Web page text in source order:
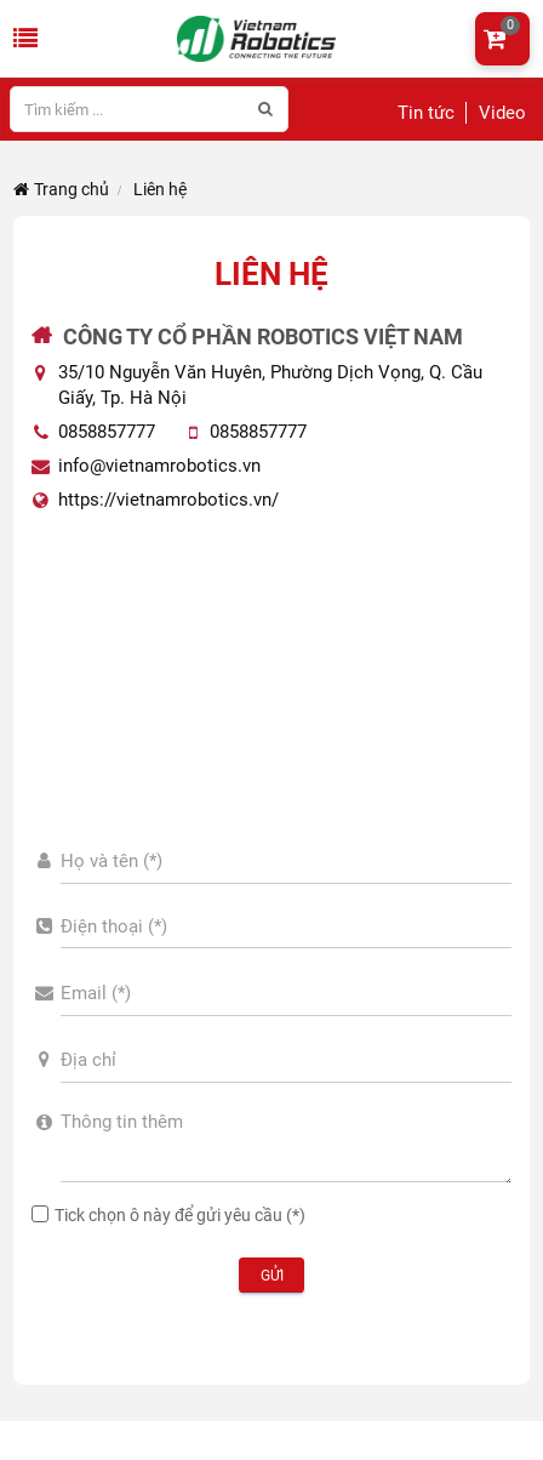
Tin tức Video
0
Trang chủ Liên hệ
LIÊN HỆ
CÔNG TY CỔ PHẦN ROBOTICS VIỆT NAM
35/10 Nguyễn Văn Huyên, Phường Dịch Vọng, Q. Cầu
Giấy, Tp. Hà Nội
0858857777
0858857777
info@vietnamrobotics.vn
https://vietnamrobotics.vn/
Tick chọn ô này để gửi yêu cầu (*)
GỬI